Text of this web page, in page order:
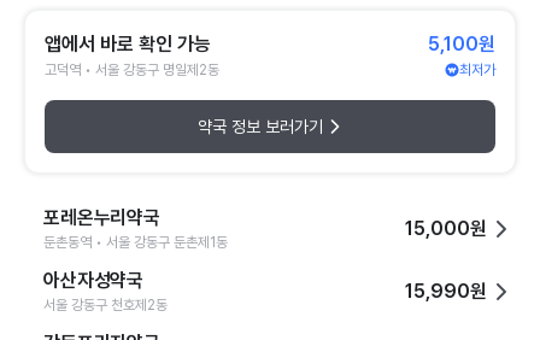
앱에서 바로 확인 가능
고덕역 • 서울 강동구 명일제2동
5,100원
최저가
약국 정보 보러가기
포레온누리약국
둔촌동역 • 서울 강동구 둔촌제1동
15,000원
아산자성약국
서울 강동구 천호제2동
15,990원